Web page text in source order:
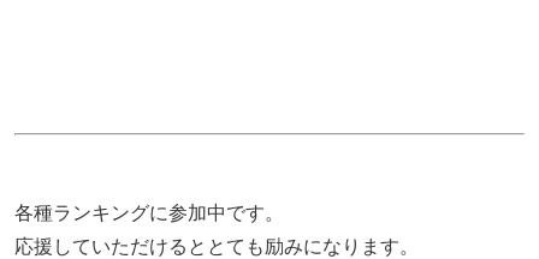
各種ランキングに参加中です。
応援していただけるととても励みになります。